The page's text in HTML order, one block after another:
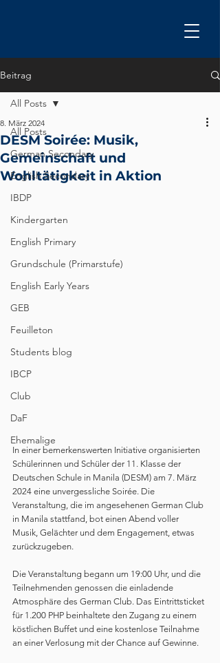
Beitrag
All Posts
German Secondary
English Secondary
IBDP
Kindergarten
English Primary
Grundschule (Primarstufe)
English Early Years
GEB
Feuilleton
Students blog
IBCP
Club
DaF
Ehemalige
All Posts
DESM Soirée: Musik,
Gemeinschaft und
Wohltätigkeit in Aktion
8. März 2024
In einer bemerkenswerten Initiative organisierten
Schülerinnen und Schüler der 11. Klasse der
Deutschen Schule in Manila (DESM) am 7. März
2024 eine unvergessliche Soirée. Die
Veranstaltung, die im angesehenen German Club
in Manila stattfand, bot einen Abend voller
Musik, Gelächter und dem Engagement, etwas
zurückzugeben.
Die Veranstaltung begann um 19:00 Uhr, und die
Teilnehmenden genossen die einladende
Atmosphäre des German Club. Das Eintrittsticket
für 1.200 PHP beinhaltete den Zugang zu einem
köstlichen Buffet und eine kostenlose Teilnahme
an einer Verlosung mit der Chance auf Gewinne.